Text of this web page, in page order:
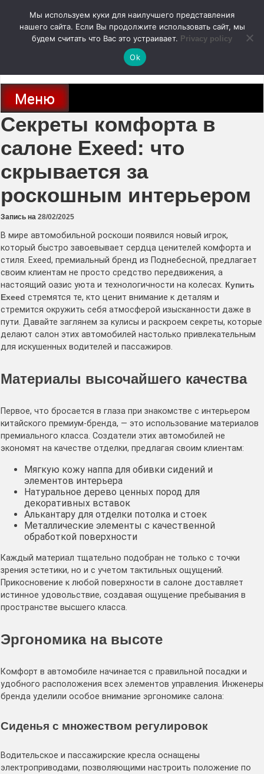
содержимому
autodoc24.ru
Новости про современные автомобили и не только, новинки зарубежного
и отечественного автопрома
Меню
Секреты комфорта в
салоне Exeed: что
скрывается за
роскошным интерьером
Запись на 28/02/2025
В мире автомобильной роскоши появился новый игрок,
который быстро завоевывает сердца ценителей комфорта и
стиля. Exeed, премиальный бренд из Поднебесной, предлагает
своим клиентам не просто средство передвижения, а
настоящий оазис уюта и технологичности на колесах. Купить
Exeed стремятся те, кто ценит внимание к деталям и
стремится окружить себя атмосферой изысканности даже в
пути. Давайте заглянем за кулисы и раскроем секреты, которые
делают салон этих автомобилей настолько привлекательным
для искушенных водителей и пассажиров.
Материалы высочайшего качества
Первое, что бросается в глаза при знакомстве с интерьером
китайского премиум-бренда, — это использование материалов
премиального класса. Создатели этих автомобилей не
экономят на качестве отделки, предлагая своим клиентам:
Мягкую кожу наппа для обивки сидений и
элементов интерьера
Натуральное дерево ценных пород для
декоративных вставок
Алькантару для отделки потолка и стоек
Металлические элементы с качественной
обработкой поверхности
Каждый материал тщательно подобран не только с точки
зрения эстетики, но и с учетом тактильных ощущений.
Прикосновение к любой поверхности в салоне доставляет
истинное удовольствие, создавая ощущение пребывания в
пространстве высшего класса.
Эргономика на высоте
Комфорт в автомобиле начинается с правильной посадки и
удобного расположения всех элементов управления. Инженеры
бренда уделили особое внимание эргономике салона:
Сиденья с множеством регулировок
Водительское и пассажирские кресла оснащены
электроприводами, позволяющими настроить положение по
Мы используем куки для наилучшего представления
нашего сайта. Если Вы продолжите использовать сайт, мы
будем считать что Вас это устраивает. Privacy policy
Ok